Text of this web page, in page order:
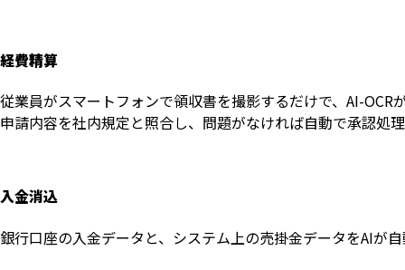
経費精算
従業員がスマートフォンで領収書を撮影するだけで、AI-
申請内容を社内規定と照合し、問題がなければ自動で承認処
入金消込
銀行口座の入金データと、システム上の売掛金データをAIが